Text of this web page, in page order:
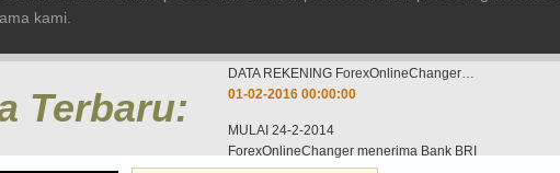
kami.
Terbaru:
MULAI 24-2-2014
21-02-2014 00:00:00